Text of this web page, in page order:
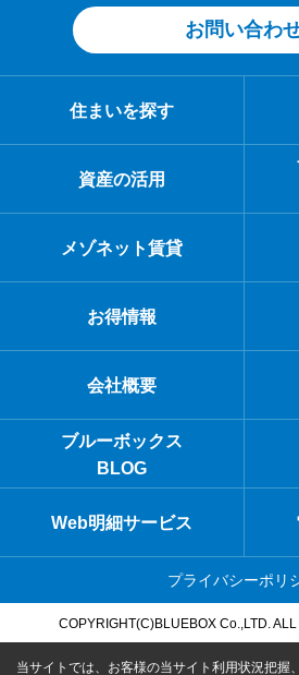
お問い合わ
住まいを探す
資産の活用
メゾネット賃貸
お得情報
会社概要
ブルーボックス
BLOG
Web明細サービス
プライバシーポリ
COPYRIGHT(C)BLUEBOX Co.,LTD.
当サイトでは、お客様の当サイト利用状況把握